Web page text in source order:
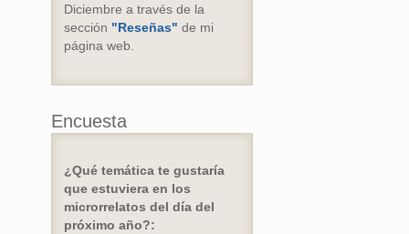
Diciembre a través de la
sección "Reseñas" de mi
página web.
Encuesta
¿Qué temática te gustaría
que estuviera en los
microrrelatos del día del
próximo año?: